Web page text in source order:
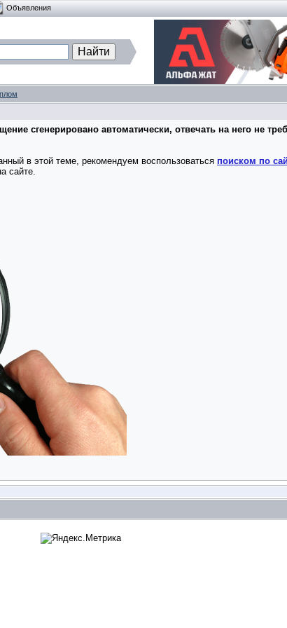
Объявления
сгенерировано автоматически, отвечать на него не
в этой теме, рекомендуем воспользоваться поиском по
сайте.